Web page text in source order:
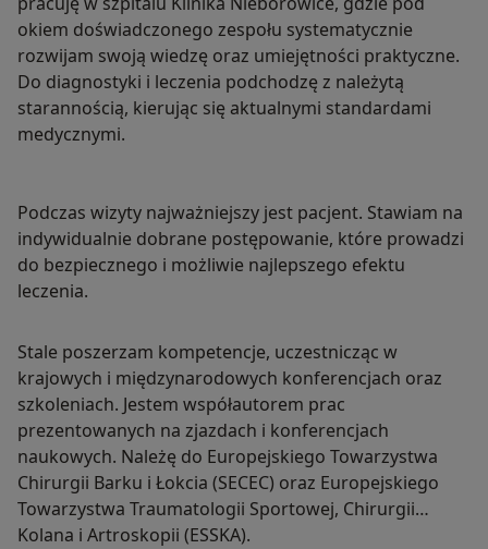
okiem doświadczonego zespołu systematycznie
rozwijam swoją wiedzę oraz umiejętności praktyczne.
Do diagnostyki i leczenia podchodzę z należytą
starannością, kierując się aktualnymi standardami
medycznymi.
Podczas wizyty najważniejszy jest pacjent. Stawiam na
indywidualnie dobrane postępowanie, które prowadzi
do bezpiecznego i możliwie najlepszego efektu
leczenia.
Stale poszerzam kompetencje, uczestnicząc w
krajowych i międzynarodowych konferencjach oraz
szkoleniach. Jestem współautorem prac
prezentowanych na zjazdach i konferencjach
naukowych. Należę do Europejskiego Towarzystwa
Chirurgii Barku i Łokcia (SECEC) oraz Europejskiego
Towarzystwa Traumatologii Sportowej, Chirurgii
Kolana i Artroskopii (ESSKA).